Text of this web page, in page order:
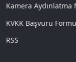
Kamera Aydınlatma
KVKK Başvuru Formu
RSS